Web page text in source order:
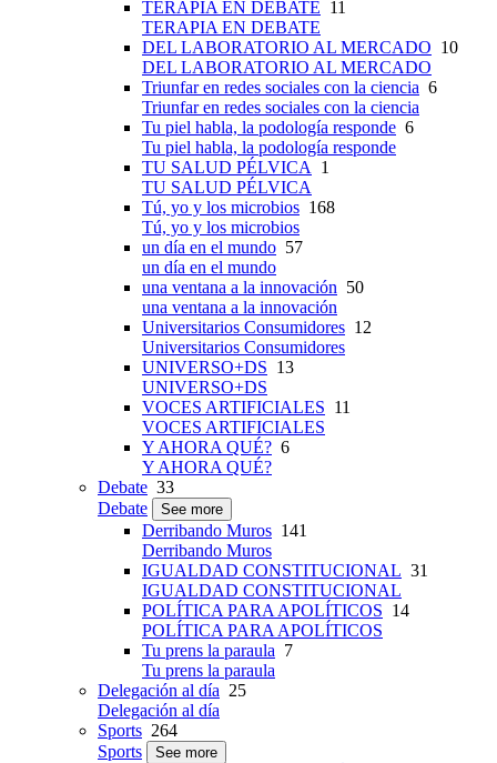
TERAPIA EN DEBATE 11
TERAPIA EN DEBATE
DEL LABORATORIO AL MERCADO 10
DEL LABORATORIO AL MERCADO
Triunfar en redes sociales con la ciencia 6
Triunfar en redes sociales con la ciencia
Tu piel habla, la podología responde 6
Tu piel habla, la podología responde
TU SALUD PÉLVICA 1
TU SALUD PÉLVICA
Tú, yo y los microbios 168
Tú, yo y los microbios
un día en el mundo 57
un día en el mundo
una ventana a la innovación 50
una ventana a la innovación
Universitarios Consumidores 12
Universitarios Consumidores
UNIVERSO+DS 13
UNIVERSO+DS
VOCES ARTIFICIALES 11
VOCES ARTIFICIALES
Y AHORA QUÉ? 6
Y AHORA QUÉ?
Debate 33
Debate
See more
Derribando Muros 141
Derribando Muros
IGUALDAD CONSTITUCIONAL 31
IGUALDAD CONSTITUCIONAL
POLÍTICA PARA APOLÍTICOS 14
POLÍTICA PARA APOLÍTICOS
Tu prens la paraula 7
Tu prens la paraula
Delegación al día 25
Delegación al día
Sports 264
Sports
See more